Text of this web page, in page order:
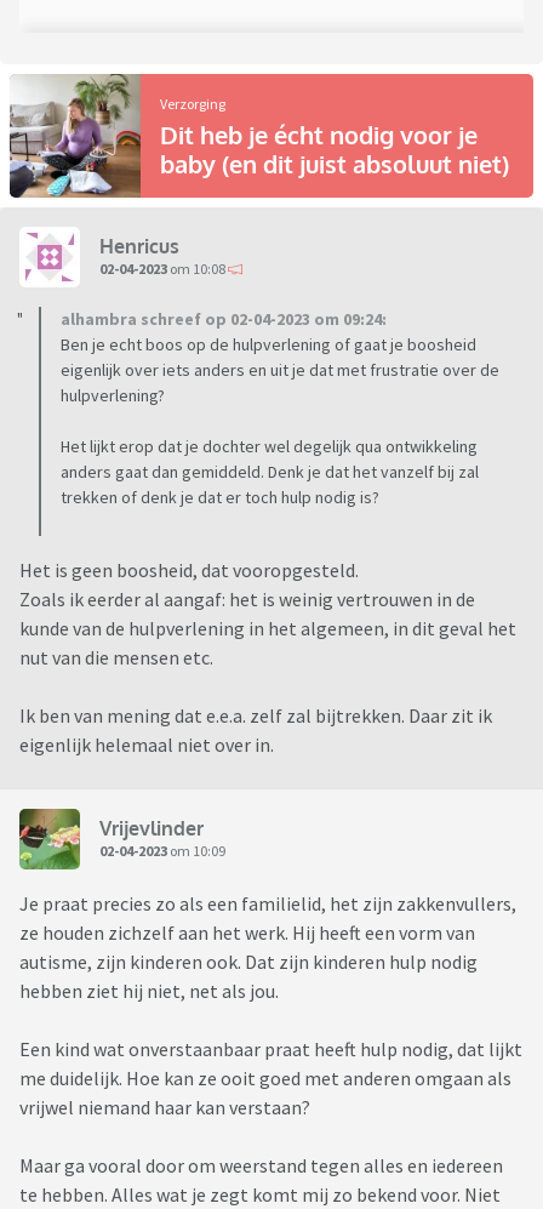
Verzorging
Dit heb je écht nodig voor je
baby (en dit juist absoluut niet)
Henricus
02-04-2023 om 10:08
alhambra schreef op 02-04-2023 om 09:24:
Ben je echt boos op de hulpverlening of gaat je boosheid
eigenlijk over iets anders en uit je dat met frustratie over de
hulpverlening?
Het lijkt erop dat je dochter wel degelijk qua ontwikkeling
anders gaat dan gemiddeld. Denk je dat het vanzelf bij zal
trekken of denk je dat er toch hulp nodig is?
Het is geen boosheid, dat vooropgesteld.
Zoals ik eerder al aangaf: het is weinig vertrouwen in de
kunde van de hulpverlening in het algemeen, in dit geval het
nut van die mensen etc.
Ik ben van mening dat e.e.a. zelf zal bijtrekken. Daar zit ik
eigenlijk helemaal niet over in.
Vrijevlinder
02-04-2023 om 10:09
Je praat precies zo als een familielid, het zijn zakkenvullers,
ze houden zichzelf aan het werk. Hij heeft een vorm van
autisme, zijn kinderen ook. Dat zijn kinderen hulp nodig
hebben ziet hij niet, net als jou.
Een kind wat onverstaanbaar praat heeft hulp nodig, dat lijkt
me duidelijk. Hoe kan ze ooit goed met anderen omgaan als
vrijwel niemand haar kan verstaan?
Maar ga vooral door om weerstand tegen alles en iedereen
te hebben. Alles wat je zegt komt mij zo bekend voor. Niet